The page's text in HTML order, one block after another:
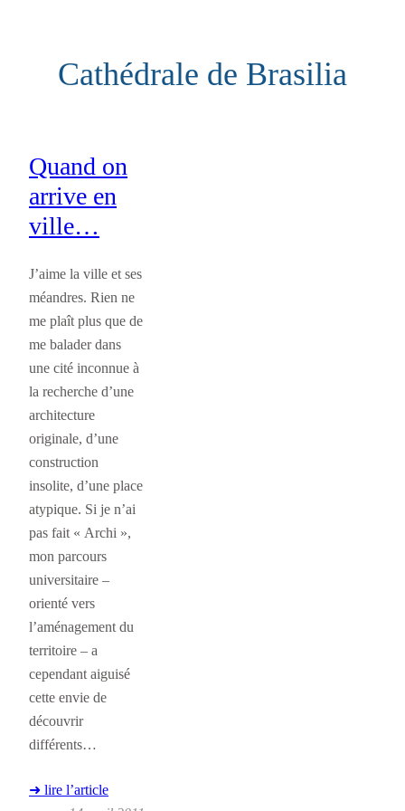
Cathédrale de Brasilia
Quand on
arrive en
ville…
J’aime la ville et ses
méandres. Rien ne
me plaît plus que de
me balader dans
une cité inconnue à
la recherche d’une
architecture
originale, d’une
construction
insolite, d’une place
atypique. Si je n’ai
pas fait « Archi »,
mon parcours
universitaire –
orienté vers
l’aménagement du
territoire – a
cependant aiguisé
cette envie de
découvrir
différents…
➜ lire l’article